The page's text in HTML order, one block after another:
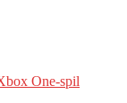
One-spil